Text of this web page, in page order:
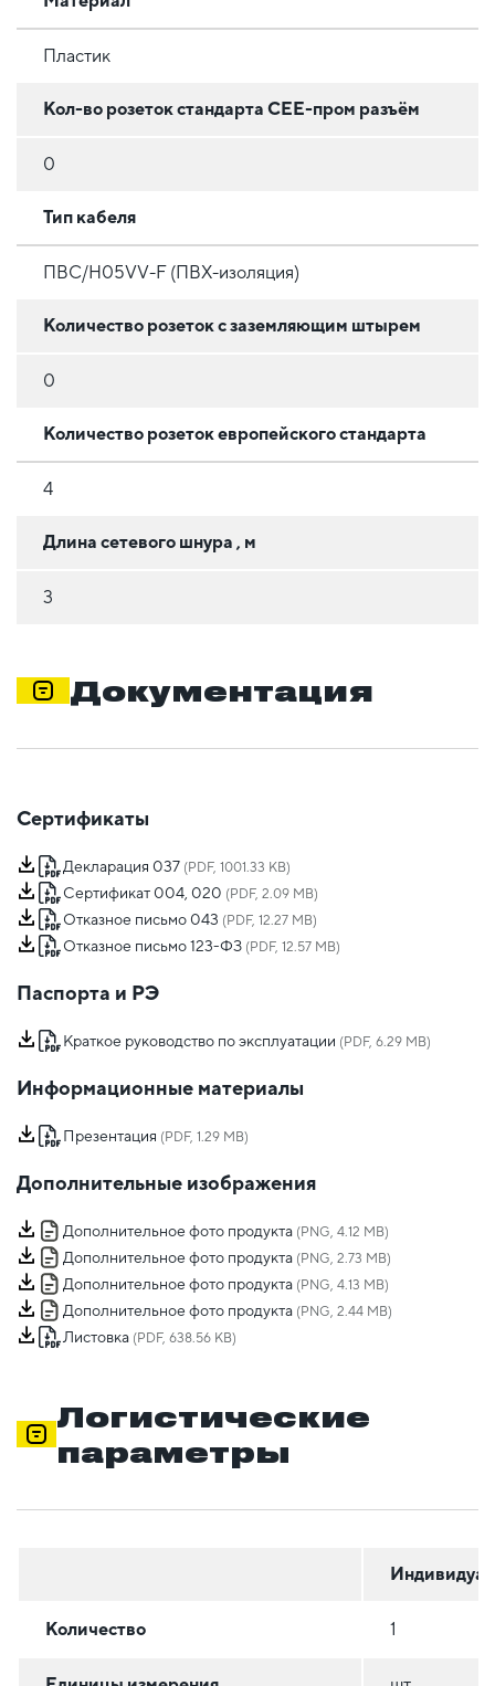
Пластик
Кол-во розеток стандарта CEE-пром разъём
0
Тип кабеля
ПВС/H05VV-F (ПВХ-изоляция)
Количество розеток с заземляющим штырем
0
Количество розеток европейского стандарта
4
Длина сетевого шнура , м
3
Документация
Сертификаты
Декларация 037 (PDF, 1001.33 KB)
Сертификат 004, 020 (PDF, 2.09 MB)
Отказное письмо 043 (PDF, 12.27 MB)
Отказное письмо 123-ФЗ (PDF, 12.57 MB)
Паспорта и РЭ
Краткое руководство по эксплуатации (PDF, 6.29 MB)
Информационные материалы
Презентация (PDF, 1.29 MB)
Дополнительные изображения
Дополнительное фото продукта (PNG, 4.12 MB)
Дополнительное фото продукта (PNG, 2.73 MB)
Дополнительное фото продукта (PNG, 4.13 MB)
Дополнительное фото продукта (PNG, 2.44 MB)
Листовка (PDF, 638.56 KB)
Логистические
параметры
Количество 1